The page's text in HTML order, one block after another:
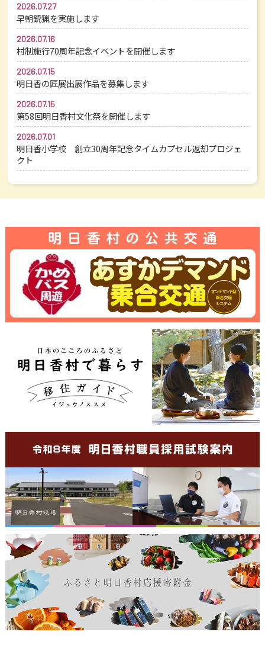
2026.07.27
早朝銃猟を実施します
2026.07.16
村制施行70周年記念イベントを開催します
2026.07.15
明日香の匠展出展作品を募集します
2026.07.15
第58回明日香村文化祭を開催します
2026.07.01
明日香小学校 創立30周年記念タイムカプセル返却プロジェ
クト
観光方位盤をご寄贈いただきました
「飛鳥・藤原の宮都」世界遺産登録応援シンポジウムが開催されま
BRJ株式会社と協定を締結
姉妹都市交流 韓国・扶餘郡×明日香村
BTV（ベストツーリズムビレッジ）に認定されました！
株式会社 長谷工コーポレーション 様から1億4,000万円のご寄附
（企業版ふるさと納税）
長谷工グループとの官民連携協定に基づく古民家等再活用事業 第
2弾 宿泊施設「ブランシエラ 石舞台テラス」がオープン
存・整備PT」合同現地視察が行われました
令和の万葉大茶会2025 飛鳥・万博大会を開催しました。
祝！世界文化遺産の国内推薦候補に「飛鳥・藤原の宮都」が選定！
「飛鳥・藤原の宮都とその関連資産群」紹介パネルを掲示していま
す
株式会社ＪＡＰＡＮＤＸと協定を締結
「入札質疑回答（353号 塵芥収集車購入事業）、（361号 デジタル
入札情報を掲載しました
公募型プロポーザル方式による発注情報を掲載しました
「入札質疑回答（339号 自動火災報知設備受信機更新事業）」
入札・契約制度の改正について
「入札質疑回答（R8.3.23公告分）」
「入札質疑回答（R8.1.26公告分）」
「入札質疑回答（401号 プロポーザル）追加分」
「入札質疑回答（401号 プロポーザル）」
令和8・9年度入札参加資格審査申請の受付について掲載しました
令和7年度以降の水道事業の入札・契約制度について